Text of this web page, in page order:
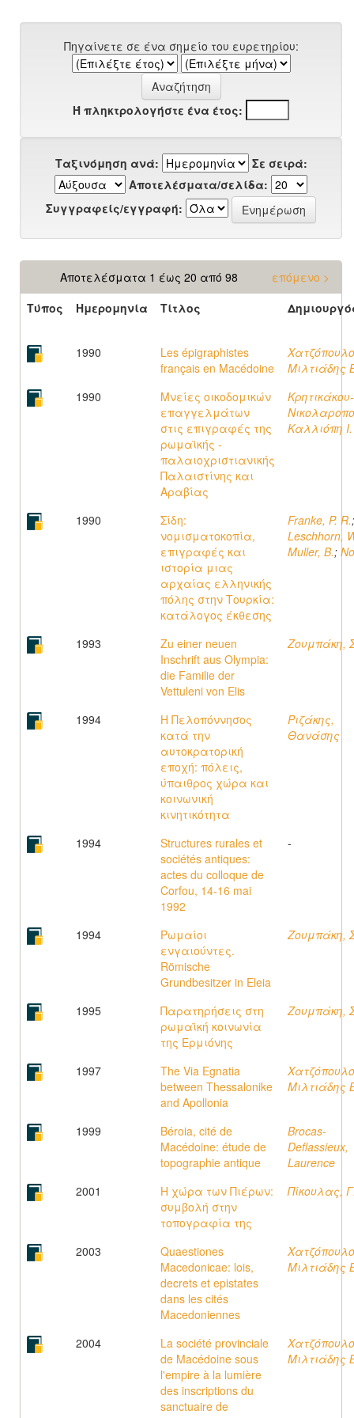
Πηγαίνετε σε ένα σημείο του ευρετηρίου:
Ή πληκτρολογήστε ένα έτος:
Ταξινόμηση ανά:
Σε σειρά:
Αποτελέσματα/σελίδα:
Συγγραφείς/εγγραφή:
Αποτελέσματα 1 έως 20 από 98
επόμενο >
Τύπος
Ημερομηνία Τίτλος
1990
Les épigraphistes
français en Macédoine
Μιλτιάδης
1990
Μνείες οικοδομικών
επαγγελμάτων
στις επιγραφές της
ρωμαϊκής -
παλαιοχριστιανικής
Παλαιστίνης και
Αραβίας
Κρητικάκου-
Καλλιόπη Ι.
1990
Σίδη:
νομισματοκοπία,
επιγραφές και
ιστορία μιας
αρχαίας ελληνικής
πόλης στην Τουρκία:
κατάλογος έκθεσης
Franke, P. R.;
Leschhorn,
Muller, B.;
1993
Zu einer neuen
Inschrift aus Olympia:
die Familie der
Vettuleni von Elis
Ζουμπάκη,
1994
Η Πελοπόννησος
κατά την
αυτοκρατορική
εποχή: πόλεις,
ύπαιθρος χώρα και
κοινωνική
κινητικότητα
Ριζάκης,
Θανάσης
1994
Structures rurales et
sociétés antiques:
actes du colloque de
Corfou, 14-16 mai
1992
-
1994
Ρωμαίοι
ενγαιούντες.
Römische
Grundbesitzer in Eleia
Ζουμπάκη,
1995
Παρατηρήσεις στη
ρωμαϊκή κοινωνία
της Ερμιόνης
Ζουμπάκη,
1997
The Via Egnatia
between Thessalonike
and Apollonia
Μιλτιάδης
1999
Béroia, cité de
Macédoine: étude de
topographie antique
Brocas-
Deflassieux,
Laurence
2001
Η χώρα των Πιέρων:
συμβολή στην
τοπογραφία της
Πίκουλας,
2003
Quaestiones
Macedonicae: lois,
decrets et epistates
dans les cités
Macedoniennes
Μιλτιάδης
2004
La société provinciale
de Macédoine sous
l'empire à la lumière
des inscriptions du
sanctuaire de
Μιλτιάδης